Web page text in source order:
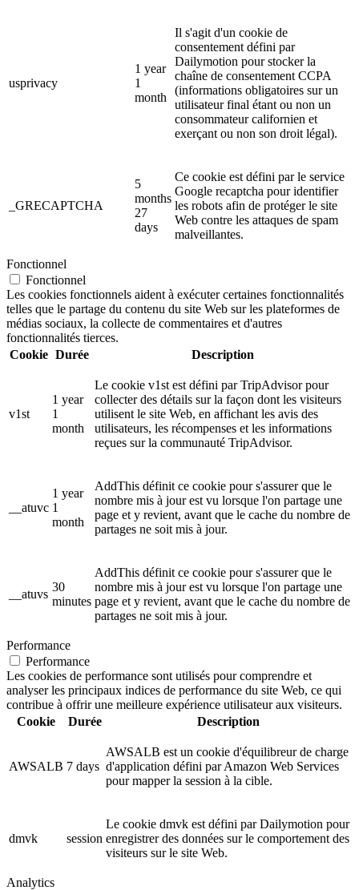
usprivacy
1 year
1
month
Il s'agit d'un cookie de
consentement défini par
Dailymotion pour stocker la
chaîne de consentement CCPA
(informations obligatoires sur un
utilisateur final étant ou non un
consommateur californien et
exerçant ou non son droit légal).
_GRECAPTCHA
5
months
27
days
Ce cookie est défini par le service
Google recaptcha pour identifier
les robots afin de protéger le site
Web contre les attaques de spam
malveillantes.
Fonctionnel
Fonctionnel
Les cookies fonctionnels aident à exécuter certaines fonctionnalités
telles que le partage du contenu du site Web sur les plateformes de
médias sociaux, la collecte de commentaires et d'autres
fonctionnalités tierces.
Cookie Durée Description
v1st
1 year
1
month
Le cookie v1st est défini par TripAdvisor pour
collecter des détails sur la façon dont les visiteurs
utilisent le site Web, en affichant les avis des
utilisateurs, les récompenses et les informations
reçues sur la communauté TripAdvisor.
__atuvc
1 year
1
month
AddThis définit ce cookie pour s'assurer que le
nombre mis à jour est vu lorsque l'on partage une
page et y revient, avant que le cache du nombre de
partages ne soit mis à jour.
__atuvs
30
minutes
AddThis définit ce cookie pour s'assurer que le
nombre mis à jour est vu lorsque l'on partage une
page et y revient, avant que le cache du nombre de
partages ne soit mis à jour.
Performance
Performance
Les cookies de performance sont utilisés pour comprendre et
analyser les principaux indices de performance du site Web, ce qui
contribue à offrir une meilleure expérience utilisateur aux visiteurs.
Cookie
Durée Description
AWSALB 7 days
AWSALB est un cookie d'équilibreur de charge
d'application défini par Amazon Web Services
pour mapper la session à la cible.
dmvk session
Le cookie dmvk est défini par Dailymotion pour
enregistrer des données sur le comportement des
visiteurs sur le site Web.
Analytics